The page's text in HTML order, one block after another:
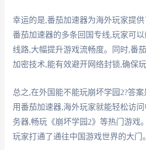
幸运的是,番茄加速器为海外玩家提
番茄加速器的多条回国专线,玩家可
线路,大幅提升游戏流畅度。同时,番
加密技术,能有效避开网络封锁,确保
总之,在外国能不能玩崩坏学园2?答
用番茄加速器,海外玩家就能轻松访
务器,畅玩《崩坏学园2》等热门游戏
玩家打通了通往中国游戏世界的大门。